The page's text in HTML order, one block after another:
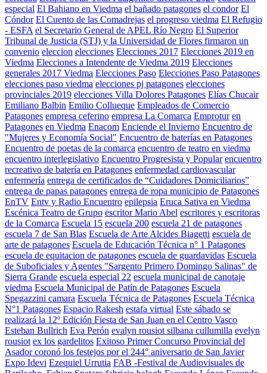
especial El Bahiano en Viedma el bañado patagones el condor El
Cóndor El Cuento de las Comadrejas el progreso viedma El Refugio
- ESFA el Secretario General de APEL Río Negro El Superior
Tribunal de Justicia (STJ) y la Universidad de Flores firmaron un
convenio eleccion elecciones Elecciones 2017 Elecciones 2019 en
Viedma Elecciones a Intendente de Viedma 2019 Elecciones
generales 2017 Viedma Elecciones Paso Elecciones Paso Patagones
elecciones paso viedma elecciones pj patagones elecciones
provinciales 2019 elecciones Villa Dolores Patagones Elías Chucair
Emiliano Balbin Emilio Collueque Empleados de Comercio
Patagones empresa ceferino empresa La Comarca Emprotur en
Patagones en Viedma Enacom Enciende el Invierno Encuentro de
"Mujeres y Economía Social" Encuentro de baterías en Patagones
Encuentro de poetas de la comarca encuentro de teatro en viedma
encuentro interlegislativo Encuentro Progresista y Popular encuentro
recreativo de batería en Patagones enfermedad cardiovascular
enfermería entrega de certificados de “Cuidadores Domiciliarios”
entrega de papas patagones entrega de ropa municipio de Patagones
EnTV Entv y Radio Encuentro epilepsia Eruca Sativa en Viedma
Escénica Teatro de Grupo escritor Mario Abel escritores y escritoras
de la Comarca Escuela 15 escuela 200 escuela 21 de patagones
escuela 7 de San Blas Escuela de Arte Alcides Biagetti escuela de
arte de patagones Escuela de Educación Técnica n° 1 Patagones
escuela de equitacion de patagones escuela de guardavidas Escuela
de Suboficiales y Agentes "Sargento Primero Domingo Salinas" de
Sierra Grande escuela especial 22 escuela municipal de canotaje
viedma Escuela Municipal de Patín de Patagones Escuela
Spegazzini camara Escuela Técnica de Patagones Escuela Técnica
N°1 Patagones Espacio Rakesh estafa virtual Este sábado se
realizará la 12º Edición Fiesta de San Juan en el Centro Vasco
Esteban Bullrich Eva Perón evalyn rousiot silbana cullumilla evelyn
rousiot ex los gardelitos Exitoso Primer Concurso Provincial del
Asador coronó los festejos por el 244° aniversario de San Javier
Expo Idevi Ezequiel Urrutia FAB -Festival de Audiovisuales de